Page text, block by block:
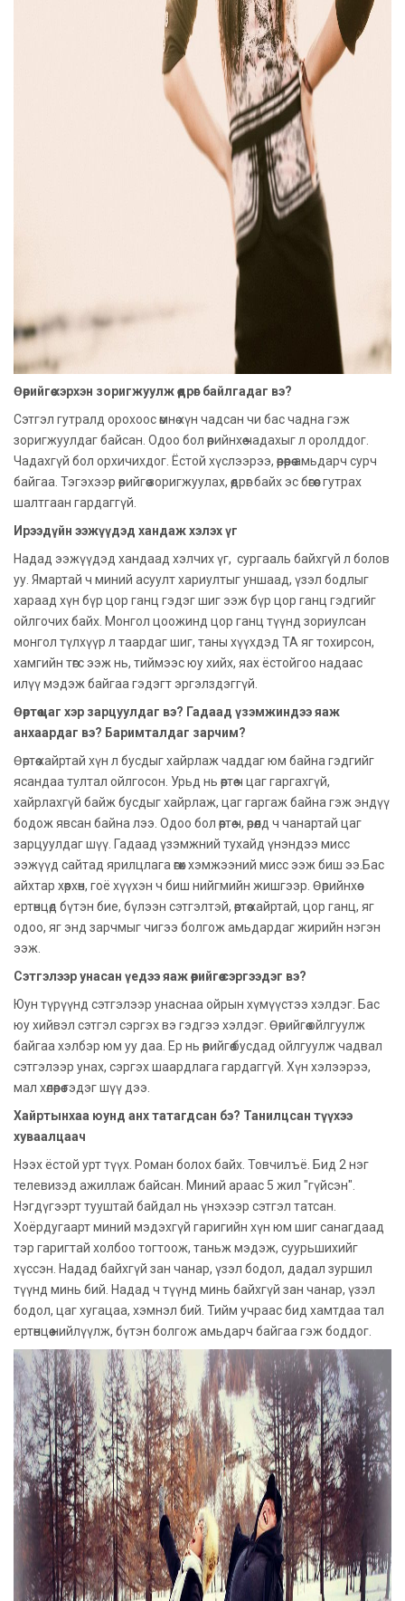
Өөрийгөө хэрхэн зоригжуулж өөдрөг байлгадаг вэ?
Сэтгэл гутралд орохоос өмнө хүн чадсан чи бас чадна гэж
зоригжуулдаг байсан. Одоо бол өөрийнхөө чадахыг л оролддог.
Чадахгүй бол орхичихдог. Ёстой хүслээрээ, өөрөөрөө амьдарч сурч
байгаа. Тэгэхээр өөрийгөө зоригжуулах, өөдрөг байх эс бөгөөс гутрах
шалтгаан гардаггүй.
Ирээдүйн ээжүүдэд хандаж хэлэх үг
Надад ээжүүдэд хандаад хэлчих үг, сургааль байхгүй л болов
уу. Ямартай ч миний асуулт хариултыг уншаад, үзэл бодлыг
хараад хүн бүр цор ганц гэдэг шиг ээж бүр цор ганц гэдгийг
ойлгочих байх. Монгол цоожинд цор ганц түүнд зориулсан
монгол түлхүүр л таардаг шиг, таны хүүхдэд ТА яг тохирсон,
хамгийн төгс ээж нь, тиймээс юу хийх, яах ёстойгоо надаас
илүү мэдэж байгаа гэдэгт эргэлздэггүй.
Өөртөө цаг хэр зарцуулдаг вэ? Гадаад үзэмжиндээ яаж
анхаардаг вэ? Баримталдаг зарчим?
Өөртөө хайртай хүн л бусдыг хайрлаж чаддаг юм байна гэдгийг
ясандаа тултал ойлгосон. Урьд нь өөртөө ч цаг гаргахгүй,
хайрлахгүй байж бусдыг хайрлаж, цаг гаргаж байна гэж эндүү
бодож явсан байна лээ. Одоо бол өөртөө ч, өрөөлд ч чанартай цаг
зарцуулдаг шүү. Гадаад үзэмжний тухайд үнэндээ мисс
ээжүүд сайтад ярилцлага өгөх хэмжээний мисс ээж биш ээ. Бас
айхтар хөөрхөн, гоё хүүхэн ч биш нийгмийн жишгээр. Өөрийнхөө
ертөнцөд бүтэн бие, бүлээн сэтгэлтэй, өөртөө хайртай, цор ганц, яг
одоо, яг энд зарчмыг чигээ болгож амьдардаг жирийн нэгэн
ээж.
Сэтгэлээр унасан үедээ яаж өөрийгөө сэргээдэг вэ?
Юун түрүүнд сэтгэлээр унаснаа ойрын хүмүүстээ хэлдэг. Бас
юу хийвэл сэтгэл сэргэх вэ гэдгээ хэлдэг. Өөрийгөө ойлгуулж
байгаа хэлбэр юм уу даа. Ер нь өөрийгөө бусдад ойлгуулж чадвал
сэтгэлээр унах, сэргэх шаардлага гардаггүй. Хүн хэлээрээ,
мал хөлөөрөө гэдэг шүү дээ.
Хайртынхаа юунд анх татагдсан бэ? Танилцсан түүхээ
хуваалцаач
Нээх ёстой урт түүх. Роман болох байх. Товчилъё. Бид 2 нэг
телевизэд ажиллаж байсан. Миний араас 5 жил "гүйсэн".
Нэгдүгээрт тууштай байдал нь үнэхээр сэтгэл татсан.
Хоёрдугаарт миний мэдэхгүй гаригийн хүн юм шиг санагдаад
тэр гаригтай холбоо тогтоож, таньж мэдэж, суурьшихийг
хүссэн. Надад байхгүй зан чанар, үзэл бодол, дадал зуршил
түүнд минь бий. Надад ч түүнд минь байхгүй зан чанар, үзэл
бодол, цаг хугацаа, хэмнэл бий. Тийм учраас бид хамтдаа тал
ертөнцөө нийлүүлж, бүтэн болгож амьдарч байгаа гэж боддог.